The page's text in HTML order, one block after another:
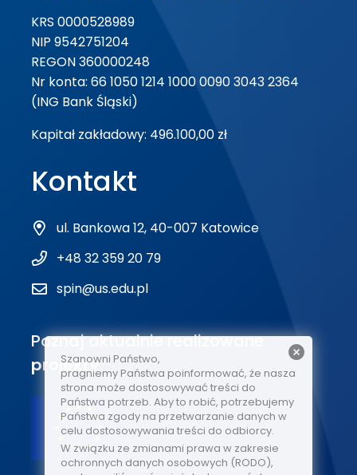
KRS 0000528989
NIP 9542751204
REGON 360000248
Nr konta: 66 1050 1214 1000 0090 3043 2364
(ING Bank Śląski)
Kapitał zakładowy: 496.100,00 zł
Kontakt
ul. Bankowa 12, 40-007 Katowice
+48 32 359 20 79
spin@us.edu.pl
Poznaj aktualnie realizowane
projekty
Szanowni Państwo,
pragniemy Państwa poinformować, że nasza
strona może dostosowywać treści do
Państwa potrzeb. Aby to robić, potrzebujemy
Państwa zgody na przetwarzanie danych w
celu dostosowywania treści do odbiorcy.
W związku ze zmianami prawa w zakresie
ochronnych danych osobowych (RODO),